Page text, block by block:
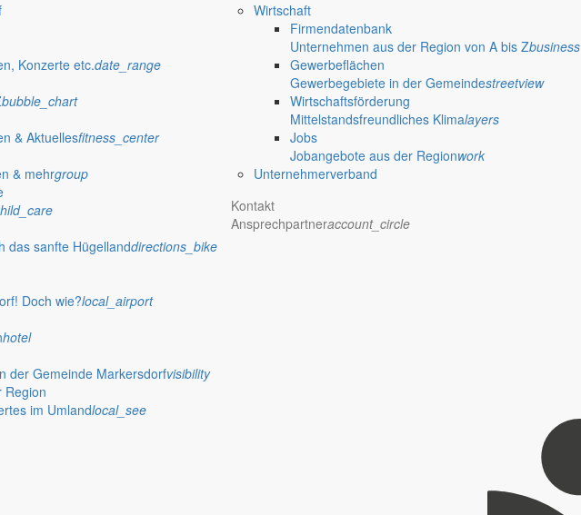
Konzerte etc.date_range
bubble_chart
& Aktuellesfitness_center
& mehrgroup
das sanfte Hügellanddirections_bike
Doch wie?local_airport
hotel
der Gemeinde Markersdorfvisibility
Region
im Umlandlocal_see
Wirtschaft
Firmendatenbank
Unternehmen aus der Region von A bis Zbusiness
Gewerbeflächen
Gewerbegebiete in der Gemeindestreetview
Wirtschaftsförderung
Mittelstandsfreundliches Klimalayers
Jobs
Jobangebote aus der Regionwork
Unternehmerverband
Kontakt
Ansprechpartneraccount_circle